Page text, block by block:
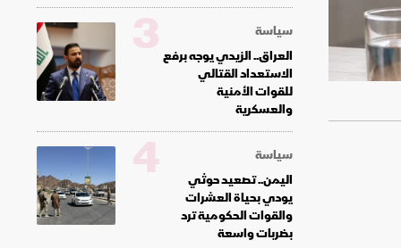
سياسة
العراق.. الزيدي يوجه برفع
الاستعداد القتالي
للقوات الأمنية
والعسكرية
3
سياسة
اليمن.. تصعيد حوثي
يودي بحياة العشرات
والقوات الحكومية ترد
بضربات واسعة
4